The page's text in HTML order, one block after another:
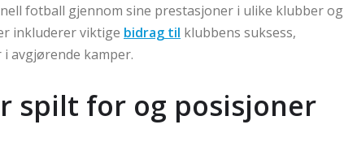
fotball gjennom sine prestasjoner i ulike klubber og
inkluderer viktige bidrag til klubbens suksess,
avgjørende kamper.
spilt for og posisjoner